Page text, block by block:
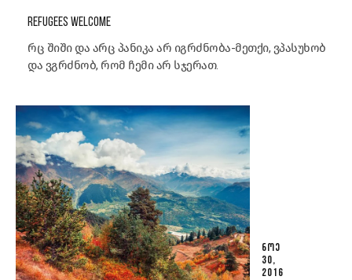
REFUGEES WELCOME
რც შიში და არც პანიკა არ იგრძნობა-მეთქი, ვპასუხობ
და ვგრძნობ, რომ ჩემი არ სჯერათ.
ᲜᲝᲔ
30,
2016